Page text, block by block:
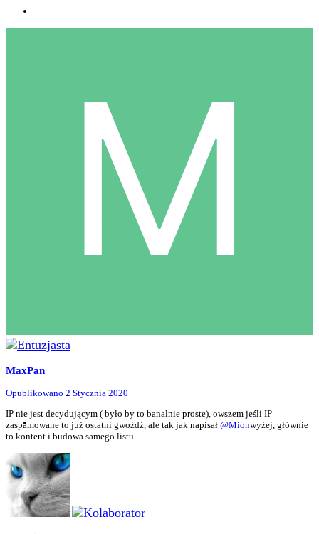
MaxPan
Opublikowano 2 Stycznia 2020
IP nie jest decydującym ( było by to banalnie proste), owszem jeśli IP
zaspamowane to już ostatni gwoźdź, ale tak jak napisał @Mionwyżej, głównie
to kontent i budowa samego listu.